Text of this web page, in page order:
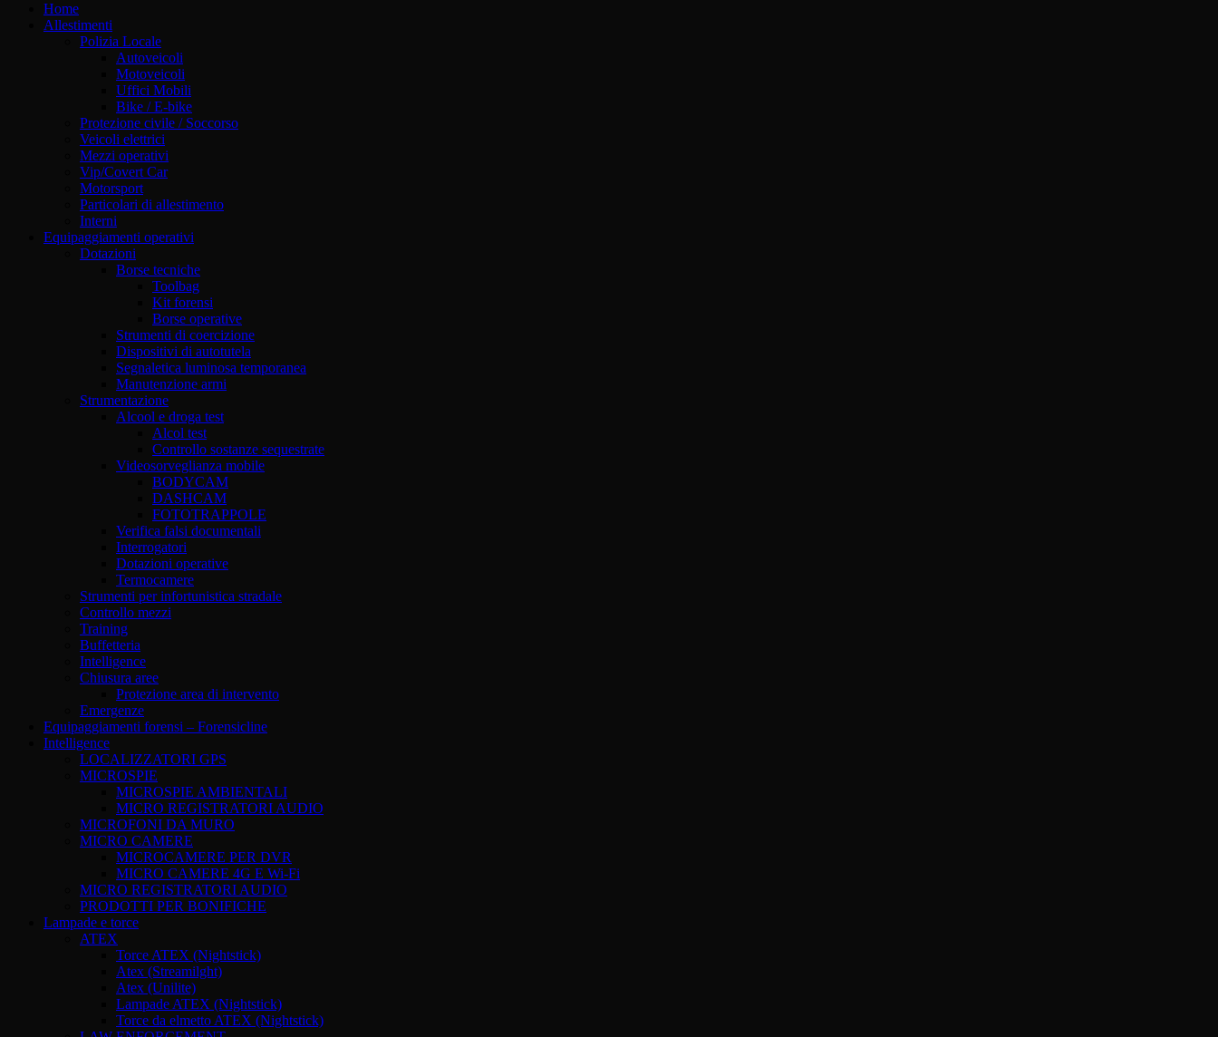
Home
Allestimenti
Polizia Locale
Autoveicoli
Motoveicoli
Uffici Mobili
Bike / E-bike
Protezione civile / Soccorso
Veicoli elettrici
Mezzi operativi
Vip/Covert Car
Motorsport
Particolari di allestimento
Interni
Equipaggiamenti operativi
Dotazioni
Borse tecniche
Toolbag
Kit forensi
Borse operative
Strumenti di coercizione
Dispositivi di autotutela
Segnaletica luminosa temporanea
Manutenzione armi
Strumentazione
Alcool e droga test
Alcol test
Controllo sostanze sequestrate
Videosorveglianza mobile
BODYCAM
DASHCAM
FOTOTRAPPOLE
Verifica falsi documentali
Interrogatori
Dotazioni operative
Termocamere
Strumenti per infortunistica stradale
Controllo mezzi
Training
Buffetteria
Intelligence
Chiusura aree
Protezione area di intervento
Emergenze
Equipaggiamenti forensi – Forensicline
Intelligence
LOCALIZZATORI GPS
MICROSPIE
MICROSPIE AMBIENTALI
MICRO REGISTRATORI AUDIO
MICROFONI DA MURO
MICRO CAMERE
MICROCAMERE PER DVR
MICRO CAMERE 4G E Wi-Fi
MICRO REGISTRATORI AUDIO
PRODOTTI PER BONIFICHE
Lampade e torce
ATEX
Torce ATEX (Nightstick)
Atex (Streamilght)
Atex (Unilite)
Lampade ATEX (Nightstick)
Torce da elmetto ATEX (Nightstick)